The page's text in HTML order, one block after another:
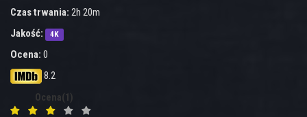
Czas trwania: 2h 20m
Jakość:
4K
Ocena: 0
8.2
Ocena(1)